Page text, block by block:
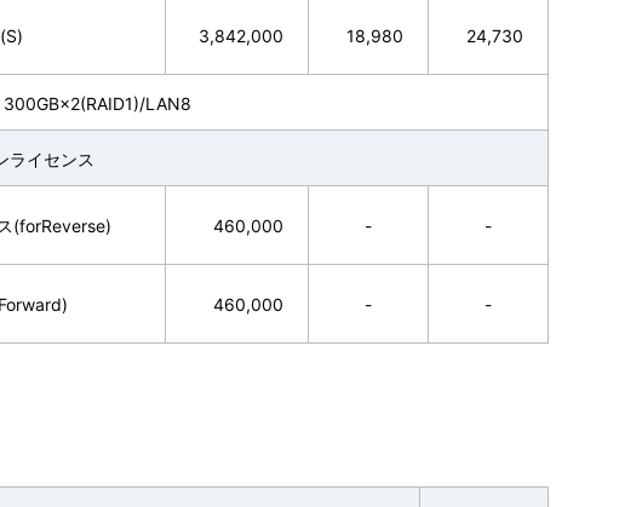
3,842,000 18,980 24,730
300GB×2(RAID1)/LAN8
ライセンス
(forReverse) 460,000 - -
460,000 - -